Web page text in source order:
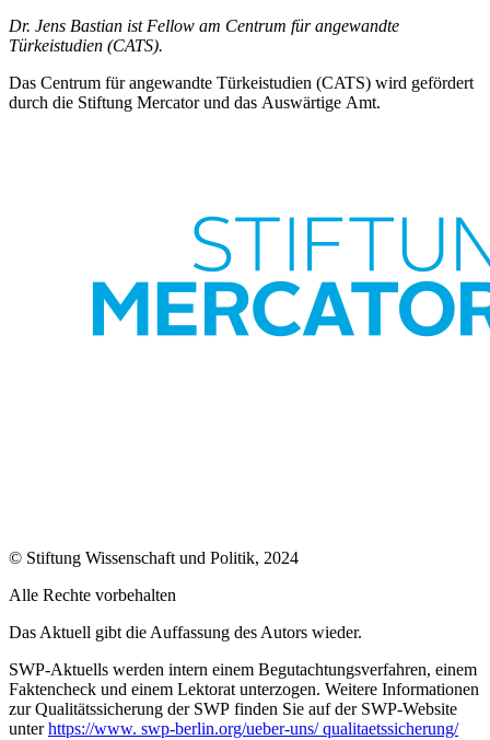
Dr. Jens Bastian ist Fellow am Centrum für angewandte
Türkeistudien (CATS).
Das Centrum für angewandte Türkeistudien (CATS) wird gefördert
durch die Stiftung Mercator und das Auswärtige Amt.
© Stiftung Wissenschaft und Politik, 2024
Alle Rechte vorbehalten
Das Aktuell gibt die Auf­fassung des Autors wieder.
SWP-Aktuells werden intern einem Begutachtungsverfah­ren, einem
Faktencheck und einem Lektorat unterzogen. Weitere Informationen
zur Qualitätssicherung der SWP finden Sie auf der SWP-Website
unterhttps://www. swp-berlin.org/ueber-uns/ qualitaetssicherung/